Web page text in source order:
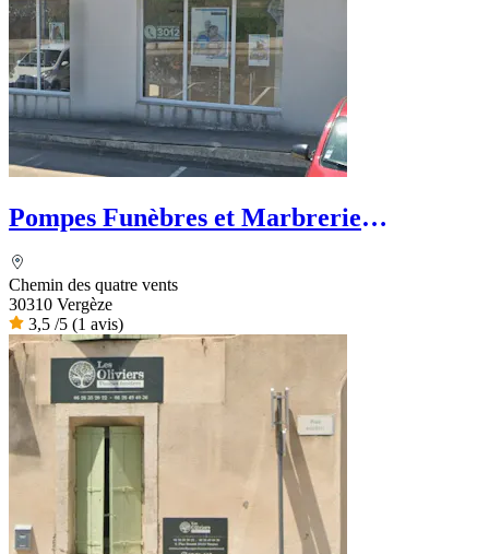
Pompes Funèbres et Marbrerie
Chemin des quatre vents
30310 Vergèze
3,5 /5 (1 avis)